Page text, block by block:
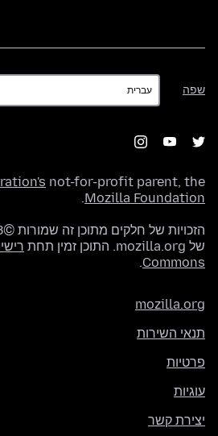
שפה
שפה
not-for-profit parent, the
Mozilla Foundation
.
של mozilla.org. התוכן זמין תחת
Commons
.
mozilla.org
תנאי השירות
פרטיות
עוגיות
יצירת קשר